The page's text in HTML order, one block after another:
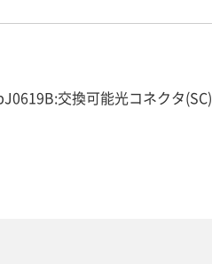
交換可能光コネクタ(SC)